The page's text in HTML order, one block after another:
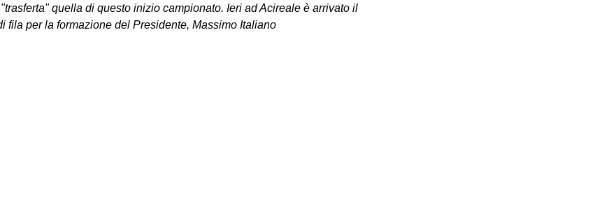
quella di questo inizio campionato. Ieri ad Acireale è arrivato il
fila per la formazione del Presidente, Massimo Italiano